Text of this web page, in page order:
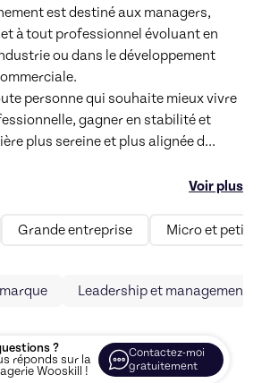
est destiné aux managers,
à tout professionnel évoluant en
ou dans le développement
personne qui souhaite mieux vivre
gagner en stabilité et
plus sereine et plus alignée d...
Voir plus
Grande entreprise Micro et petites
Leadership et management
?
réponds sur la
Wooskill !
Contactez-moi
gratuitement